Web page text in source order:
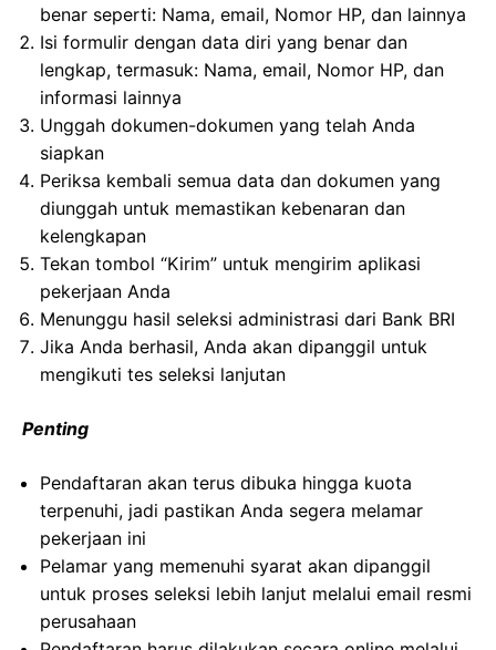
benar seperti: Nama, email, Nomor HP, dan lainnya
Isi formulir dengan data diri yang benar dan
lengkap, termasuk: Nama, email, Nomor HP, dan
informasi lainnya
Unggah dokumen-dokumen yang telah Anda
siapkan
Periksa kembali semua data dan dokumen yang
diunggah untuk memastikan kebenaran dan
kelengkapan
Tekan tombol “Kirim” untuk mengirim aplikasi
pekerjaan Anda
Menunggu hasil seleksi administrasi dari Bank BRI
Jika Anda berhasil, Anda akan dipanggil untuk
mengikuti tes seleksi lanjutan
Penting
Pendaftaran akan terus dibuka hingga kuota
terpenuhi, jadi pastikan Anda segera melamar
pekerjaan ini
Pelamar yang memenuhi syarat akan dipanggil
untuk proses seleksi lebih lanjut melalui email resmi
perusahaan